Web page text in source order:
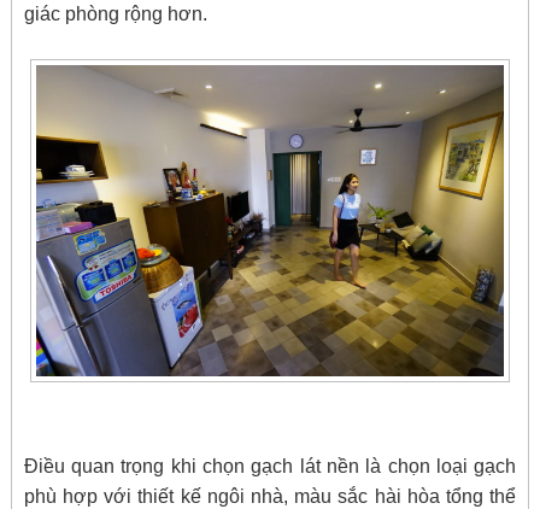
giác phòng rộng hơn.
Điều quan trọng khi chọn gạch lát nền là chọn loại gạch
phù hợp với thiết kế ngôi nhà, màu sắc hài hòa tổng thể